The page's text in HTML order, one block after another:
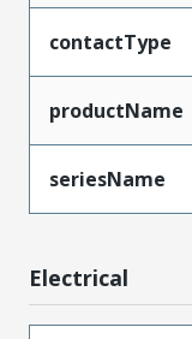
contactType
productName
seriesName
Electrical